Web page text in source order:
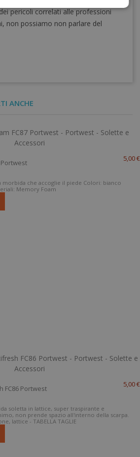
pericoli correlati alle professioni
non possiamo non parlare del
ANCHE
5,00 €
che accoglie il piede Colori: bianco
Memory Foam
FC86 Portwest 5,00 €
soletta in lattice, super traspirante e
non prende spazio all'interno della scarpa.
lattice - TABELLA TAGLIE